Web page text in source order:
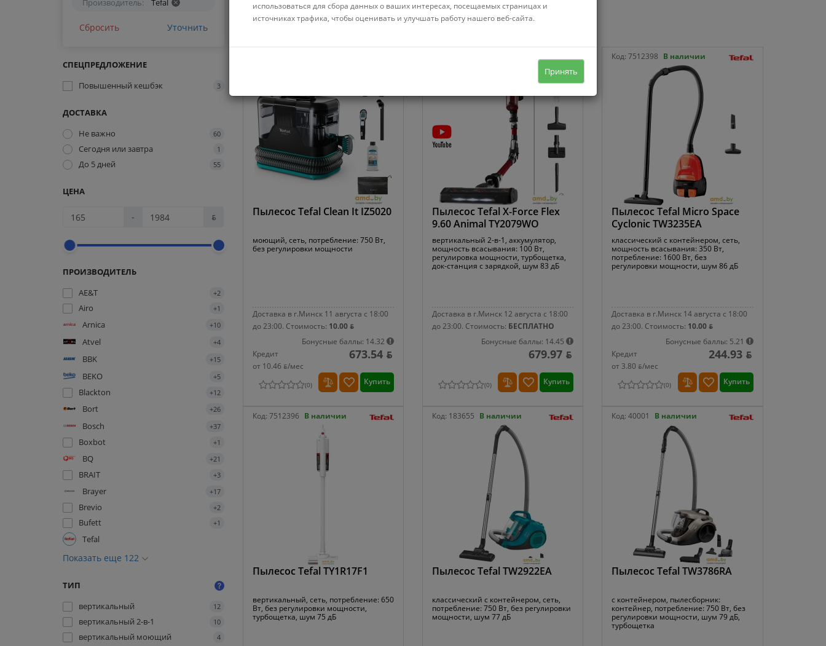
Производитель: Tefal
Сбросить Уточнить
СПЕЦПРЕДЛОЖЕНИЕ
Повышенный кешбэк
3
ДОСТАВКА
Не важно
60
Сегодня или завтра 1
До 5 дней 55
ЦЕНА
- ƃ
ПРОИЗВОДИТЕЛЬ
AE&T
+2
Airo +1
Arnica +10
Atvel +4
BBK +15
BEKO +5
Blackton +12
Bort +26
Bosch +37
Boxbot +1
BQ +21
BRAIT +3
Brayer +17
Brevio +2
Bufett +1
Tefal
Показать еще 122
ТИП
вертикальный
12
вертикальный 2-в-1 10
вертикальный моющий 4
Пылесос Tefal Clean It IZ5020
моющий, сеть, потребление: 750 Вт,
без регулировки мощности
Доставка в г.Минск 11 августа с 18:00
до 23:00. Стоимость: 10.00 ƃ
Бонусные баллы: 14.32
Кредит
от 10.46 ƃ/мec
673.54 ƃ
(0) Купить
Пылесос Tefal X-Force Flex
9.60 Animal TY2079WO
вертикальный 2-в-1, аккумулятор,
мощность всасывания: 100 Вт,
регулировка мощности, турбощетка,
док-станция с зарядкой, шум 83 дБ
Доставка в г.Минск 12 августа с 18:00
до 23:00. Стоимость: БЕСПЛАТНО
Бонусные баллы: 14.45
679.97 ƃ
(0) Купить
Код:7512398 В наличии
Пылесос Tefal Micro Space
Cyclonic TW3235EA
классический с контейнером, сеть,
мощность всасывания: 350 Вт,
потребление: 1600 Вт, без
регулировки мощности, шум 86 дБ
Доставка в г.Минск 14 августа с 18:00
до 23:00. Стоимость: 10.00 ƃ
Бонусные баллы: 5.21
Кредит
от 3.80 ƃ/мec
244.93 ƃ
(0) Купить
Код: 7512396 В наличии
Пылесос Tefal TY1R17F1
вертикальный, сеть, потребление: 650
Вт, без регулировки мощности,
турбощетка, шум 75 дБ
Код: 183655 В наличии
Пылесос Tefal TW2922EA
классический с контейнером, сеть,
потребление: 750 Вт, без регулировки
мощности, шум 77 дБ
Код:40001 В наличии
Пылесос Tefal TW3786RA
с контейнером, пылесборник:
контейнер, потребление: 750 Вт, без
регулировки мощности, шум 79 дБ,
турбощетка
использоваться для сбора данных о ваших интересах, посещаемых страницах и
источниках трафика, чтобы оценивать и улучшать работу нашего веб-сайта.
Принять